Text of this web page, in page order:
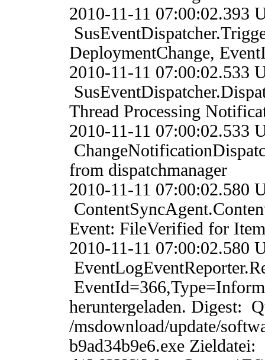
2010-11-11
DeploymentChange,
2010-11-11
Thread Processing
2010-11-11
from dispatchmanager
2010-11-11
Event: FileVerified for
2010-11-11
heruntergeladen. Digest:
/msdownload/update/
b9ad34b9e6.exe Zieldatei: